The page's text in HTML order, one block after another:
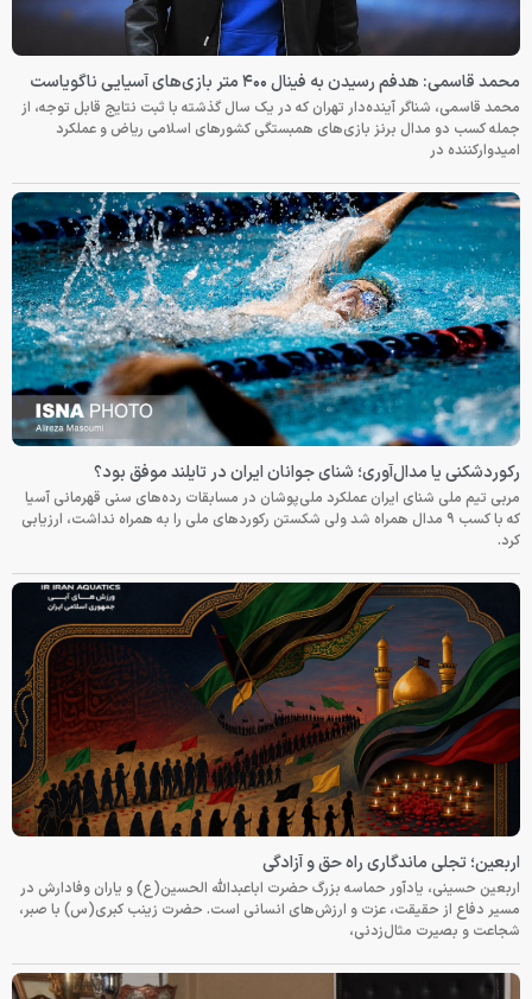
محمد قاسمی: هدفم رسیدن به فینال ۴۰۰ متر بازی‌های آسیایی ناگویاست
محمد قاسمی، شناگر آینده‌دار تهران که در یک سال گذشته با ثبت نتایج قابل توجه، از
جمله کسب دو مدال برنز بازی‌های همبستگی کشورهای اسلامی ریاض و عملکرد
امیدوارکننده در
رکوردشکنی یا مدال‌آوری؛ شنای جوانان ایران در تایلند موفق بود؟
مربی تیم ملی شنای ایران عملکرد ملی‌پوشان در مسابقات رده‌های سنی قهرمانی آسیا
که با کسب ۹ مدال همراه شد ولی شکستن رکوردهای ملی را به همراه نداشت، ارزیابی
کرد.
اربعین؛ تجلی ماندگاری راه حق و آزادگی
اربعین حسینی، یادآور حماسه بزرگ حضرت اباعبدالله الحسین(ع) و یاران وفادارش در
مسیر دفاع از حقیقت، عزت و ارزش‌های انسانی است. حضرت زینب کبری(س) با صبر،
شجاعت و بصیرت مثال‌زدنی،